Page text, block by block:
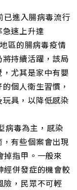
短
網
址
頁
進入腸病毒流行
速上升達
區的腸病毒疫情
持續活躍，該局
尤其是家中有嬰
個人衛生習慣，
具，以降低感染
病毒為主，感染
有些個案會出現
指甲。一般來
經併發症的機會較
險，民眾不可輕